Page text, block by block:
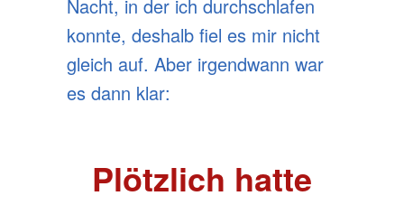
Nacht, in der ich durchschlafen
konnte, deshalb fiel es mir nicht
gleich auf. Aber irgendwann war
es dann klar:
Plötzlich hatte